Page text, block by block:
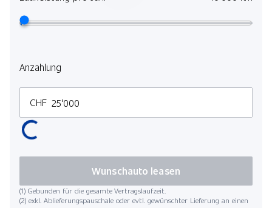
Anzahlung
CHF
(1) Gebunden für die gesamte Vertragslaufzeit.
(2) exkl. Ablieferungspauschale oder evtl. gewünschter Lieferung an einen
Wunschauto leasen